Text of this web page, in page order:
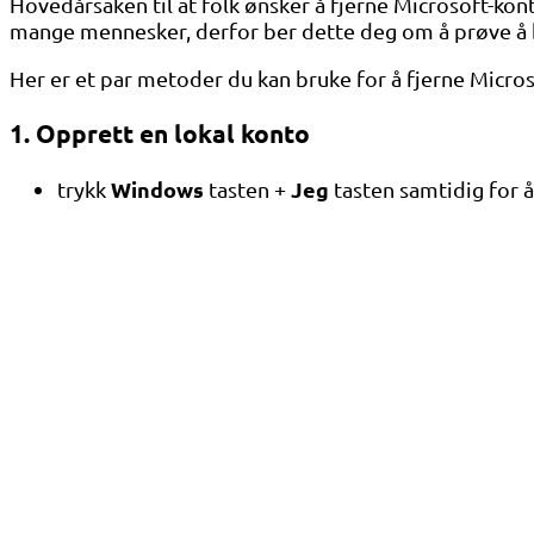
mange mennesker, derfor ber dette deg om å prøve
Her er et par metoder du kan bruke for å fjerne
1. Opprett en lokal konto
trykkWindows tasten +Jeg tasten samtidig for